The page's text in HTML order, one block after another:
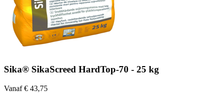
Sika® SikaScreed HardTop-70 - 25 kg
Vanaf € 43,75